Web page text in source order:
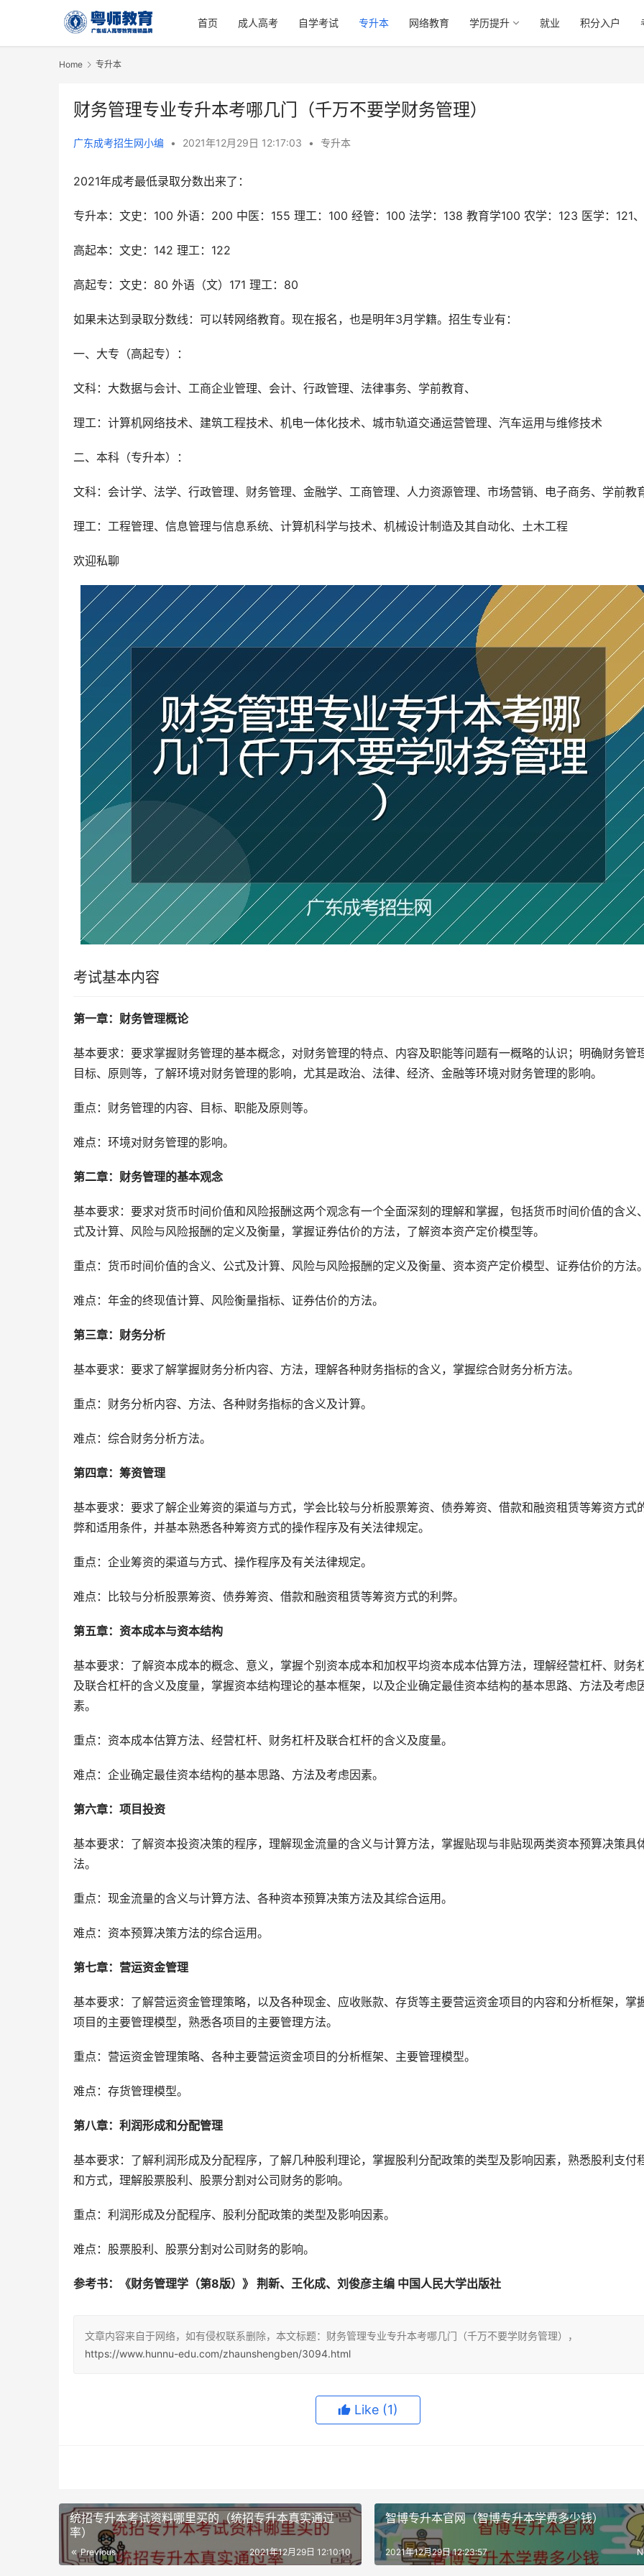
首页 成人高考 自学考试 专升本 网络教育 学历提升 就业 积分入户
Home 专升本
财务管理专业专升本考哪几门（千万不要学财务管理）
广东成考招生网小编 • 2021年12月29日 12:17:03 • 专升本
2021年成考最低录取分数出来了：
专升本：文史：100 外语：200 中医：155 理工：100 经管：100 法学：138 教育学100 农学：123 医学：121、
高起本：文史：142 理工：122
高起专：文史：80 外语（文）171 理工：80
如果未达到录取分数线：可以转网络教育。现在报名，也是明年3月学籍。招生专业有：
一、大专（高起专）：
文科：大数据与会计、工商企业管理、会计、行政管理、法律事务、学前教育、
理工：计算机网络技术、建筑工程技术、机电一体化技术、城市轨道交通运营管理、汽车运用与维修技术
二、本科（专升本）：
文科：会计学、法学、行政管理、财务管理、金融学、工商管理、人力资源管理、市场营销、电子商务、学前教
理工：工程管理、信息管理与信息系统、计算机科学与技术、机械设计制造及其自动化、土木工程
欢迎私聊
考试基本内容
第一章：财务管理概论
基本要求：要求掌握财务管理的基本概念，对财务管理的特点、内容及职能等问题有一概略的认识；明确财务管
目标、原则等，了解环境对财务管理的影响，尤其是政治、法律、经济、金融等环境对财务管理的影响。
重点：财务管理的内容、目标、职能及原则等。
难点：环境对财务管理的影响。
第二章：财务管理的基本观念
基本要求：要求对货币时间价值和风险报酬这两个观念有一个全面深刻的理解和掌握，包括货币时间价值的含义
式及计算、风险与风险报酬的定义及衡量，掌握证券估价的方法，了解资本资产定价模型等。
重点：货币时间价值的含义、公式及计算、风险与风险报酬的定义及衡量、资本资产定价模型、证券估价的方法
难点：年金的终现值计算、风险衡量指标、证券估价的方法。
第三章：财务分析
基本要求：要求了解掌握财务分析内容、方法，理解各种财务指标的含义，掌握综合财务分析方法。
重点：财务分析内容、方法、各种财务指标的含义及计算。
难点：综合财务分析方法。
第四章：筹资管理
基本要求：要求了解企业筹资的渠道与方式，学会比较与分析股票筹资、债券筹资、借款和融资租赁等筹资方式
弊和适用条件，并基本熟悉各种筹资方式的操作程序及有关法律规定。
重点：企业筹资的渠道与方式、操作程序及有关法律规定。
难点：比较与分析股票筹资、债券筹资、借款和融资租赁等筹资方式的利弊。
第五章：资本成本与资本结构
基本要求：了解资本成本的概念、意义，掌握个别资本成本和加权平均资本成本估算方法，理解经营杠杆、财务
及联合杠杆的含义及度量，掌握资本结构理论的基本框架，以及企业确定最佳资本结构的基本思路、方法及考虑
素。
重点：资本成本估算方法、经营杠杆、财务杠杆及联合杠杆的含义及度量。
难点：企业确定最佳资本结构的基本思路、方法及考虑因素。
第六章：项目投资
基本要求：了解资本投资决策的程序，理解现金流量的含义与计算方法，掌握贴现与非贴现两类资本预算决策具
法。
重点：现金流量的含义与计算方法、各种资本预算决策方法及其综合运用。
难点：资本预算决策方法的综合运用。
第七章：营运资金管理
基本要求：了解营运资金管理策略，以及各种现金、应收账款、存货等主要营运资金项目的内容和分析框架，掌
项目的主要管理模型，熟悉各项目的主要管理方法。
重点：营运资金管理策略、各种主要营运资金项目的分析框架、主要管理模型。
难点：存货管理模型。
第八章：利润形成和分配管理
基本要求：了解利润形成及分配程序，了解几种股利理论，掌握股利分配政策的类型及影响因素，熟悉股利支付
和方式，理解股票股利、股票分割对公司财务的影响。
重点：利润形成及分配程序、股利分配政策的类型及影响因素。
难点：股票股利、股票分割对公司财务的影响。
参考书：《财务管理学（第8版）》 荆新、王化成、刘俊彦主编 中国人民大学出版社
文章内容来自于网络，如有侵权联系删除，本文标题：财务管理专业专升本考哪几门（千万不要学财务管理），
https://www.hunnu-edu.com/zhaunshengben/3094.html
Like (1)
统招专升本考试资料哪里买的（统招专升本真实通过
率）
Previous 2021年12月29日 12:10:10
智博专升本官网（智博专升本学费多少钱）
2021年12月29日 12:23:57